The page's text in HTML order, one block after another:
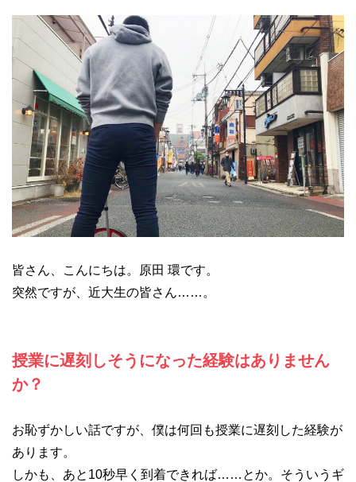
皆さん、こんにちは。原田 環です。
突然ですが、近大生の皆さん……。
授業に遅刻しそうになった経験はありません
か？
お恥ずかしい話ですが、僕は何回も授業に遅刻した経験が
あります。
しかも、あと10秒早く到着できれば……とか。そういうギ